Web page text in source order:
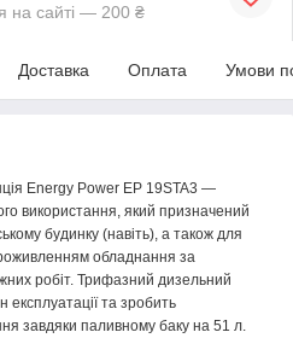
на сайті — 200 ₴
Доставка Оплата Умови
Energy Power EP 19STA3 —
використання, який призначений
будинку (навіть), а також для
обладнання за
робіт. Трифазний дизельний
експлуатації та зробить
завдяки паливному баку на 51 л.